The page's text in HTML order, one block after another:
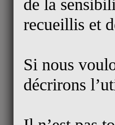
de la
recueillis et
Si nous
décrirons